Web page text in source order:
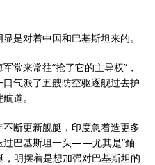
是对着中国和巴基斯坦来的。
常来常往“抢了它的主导权”，
气派了五艘防空驱逐舰过去护
道。
断更新舰艇，印度急着造更多
过巴基斯坦一头——尤其是“鲉
，明摆着是想加强对巴基斯坦的